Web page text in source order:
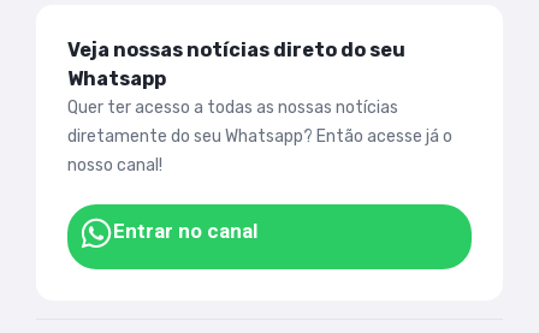
Veja nossas notícias direto do seu
Whatsapp
Quer ter acesso a todas as nossas notícias
diretamente do seu Whatsapp? Então acesse já o
nosso canal!
Entrar no canal